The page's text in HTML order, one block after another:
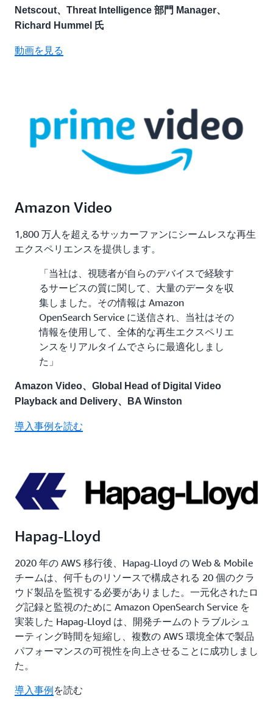
Netscout、Threat Intelligence 部門 Manager、
Richard Hummel 氏
動画を見る
Amazon Video
1,800 万人を超えるサッカーファンにシームレスな再生
エクスペリエンスを提供します。
「当社は、視聴者が自らのデバイスで経験す
るサービスの質に関して、大量のデータを収
集しました。その情報は Amazon
OpenSearch Service に送信され、当社はその
情報を使用して、全体的な再生エクスペリエ
ンスをリアルタイムでさらに最適化しまし
た」
Amazon Video、Global Head of Digital Video
Playback and Delivery、BA Winston
導入事例を読む
Hapag-Lloyd
2020 年の AWS 移行後、Hapag-Lloyd の Web & Mobile
チームは、何千ものリソースで構成される 20 個のクラ
ウド製品を監視する必要がありました。一元化されたロ
グ記録と監視のために Amazon OpenSearch Service を
実装した Hapag-Lloyd は、開発チームのトラブルシュ
ーティング時間を短縮し、複数の AWS 環境全体で製品
パフォーマンスの可視性を向上させることに成功しまし
た。
導入事例を読む